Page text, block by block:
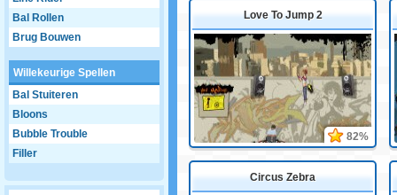
Bal Rollen
Brug Bouwen
Willekeurige Spellen
Bal Stuiteren
Bloons
Bubble Trouble
Filler
Love To Jump 2
82%
Circus Zebra